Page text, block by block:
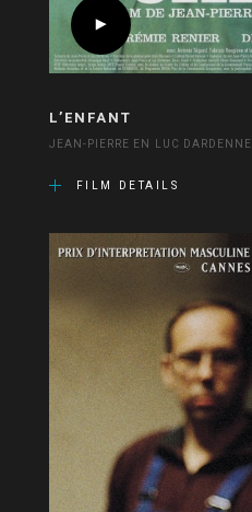
L’ENFANT
JEAN-PIERRE EN LUC DARDENNE
FILM DETAILS